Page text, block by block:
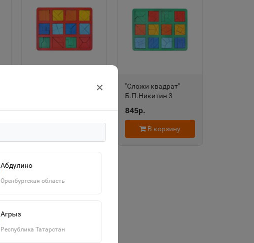
✕
Абдулино
Оренбургская область
Агрыз
Республика Татарстан
"Сложи квадрат"
Б.П.Никитин 3
МИКС Н006 1187579
845р.
В корзину